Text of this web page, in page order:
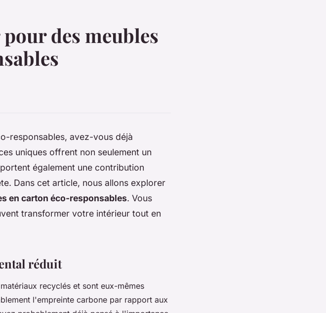
des meubles
responsables, avez-vous déjà
uniques offrent non seulement un
également une contribution
Dans cet article, nous allons explorer
en carton éco-responsables. Vous
transformer votre intérieur tout en
réduit
recyclés et sont eux-mêmes
l'empreinte carbone par rapport aux